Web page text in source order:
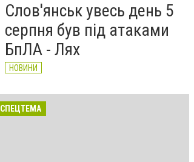
Слов'янськ увесь день 5
серпня був під атаками
БпЛА - Лях
НОВИНИ
СПЕЦТЕМА